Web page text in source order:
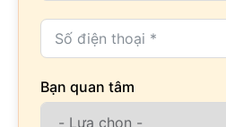
Bạn quan tâm